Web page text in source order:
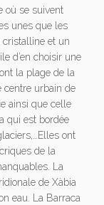
où se suivent
unes que les
et un
d’en choisir une
la plage de la
centre urbain de
ainsi que celle
qui est bordée
ont
de la
La
de Xàbia
eau. La Barraca